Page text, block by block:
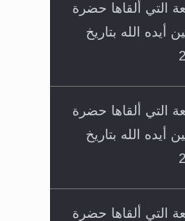
التي ألقاها حضرة
أيده الله بتاريخ
التي ألقاها حضرة
أيده الله بتاريخ
التي ألقاها حضرة